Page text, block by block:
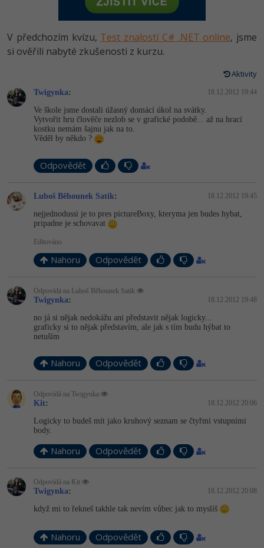
HTML5, CSS3, Bootstrap, SEO
SQL a databáze
UML a návrhové vzory
React
Spring
Django
Best practices
PHP
JavaScript
HTML / CSS
UML a návrhové vzory
MySQL/MariaDB
MS-SQL
SQLite
Vývojář mobilních aplikací
Specialista na AI a bigdata
Webdesigner
Tester
Systémový administrátor
Grafik / UX/UI návrhář
3D grafik
Projektový manažer
Databázový analytik
Copywriter
WordPress specialista
SEO specialista
-80%
JavaScript -80%
C++
Swift -80%
-80%
C -80%
Návrh SW -80%
Algoritmy
Umělá inteligence (AI)
Pro děti
Více
Fórum
Testování softwaru
Datová analýza
Digitální gramotnost
Marketing -30%
HTML/CSS
Photoshop -80%
Adobe Illustrator -80%
Příběhy absolventů
Kariéra
V předchozím kvízu, Test znalostí C# .NET online, jsme
si ověřili nabyté zkušenosti z kurzu.
Aktivity
Twigynka: 18.12.2012 19:44
Ve škole jsme dostali úžasný domácí úkol na svátky.
Vytvořit hru člověče nezlob se v grafické podobě... až na hrací
kostku nemám šajnu jak na to.
Věděl by někdo ?
Odpovědět
Luboš Běhounek Satik: 18.12.2012 19:45
nejjednodussi je to pres pictureBoxy, kteryma jen budes hybat,
pripadne je schovavat
Editováno
Nahoru Odpovědět
Odpovídá na Luboš Běhounek Satik
Twigynka: 18.12.2012 19:48
no já si nějak nedokážu ani představit nějak logicky...
graficky si to nějak představím, ale jak s tím budu hýbat to
netuším
Nahoru Odpovědět
Odpovídá na Twigynka
Kit: 18.12.2012 20:06
Logicky to budeš mít jako kruhový seznam se čtyřmi vstupními
body.
Nahoru Odpovědět
Odpovídá na Kit
Twigynka: 18.12.2012 20:08
když mi to řekneš takhle tak nevím vůbec jak to myslíš
Nahoru Odpovědět